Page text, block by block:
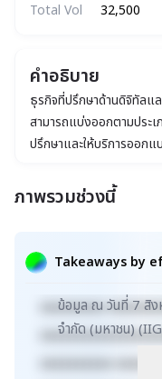
Total Vol 32,500
คำอธิบาย
ธุรกิจที่ปรึกษาด้านดิจิทัลแ
สามารถแบ่งออกตามประ
ปรึกษาและให้บริการออก
ธุรกิจที่ปรึกษาและให้บริก
Strategy) การสร้างและบ
Management) และการ
ให้บริการจัดหาบุคลากร ใ
และจัดการข้อมูลเพื่อธุรกิจ
ภาพรวมช่วงนี้
Takeaways by
xxxxx
xxxxxxxxx
xxxxxxxxxx
ข้อมูล ณ วันที่ 7 สิง
จำกัด (มหาชน)
และเทคโนโลยีอย่า